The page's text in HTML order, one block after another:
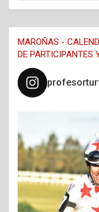
c
h
MAROÑAS -
DE PARTICIPANTES